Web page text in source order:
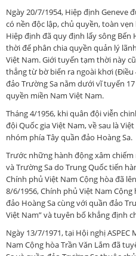
Ngày 20/7/1954, Hiệp định Geneve
có nền độc lập, chủ quyền, toàn
Hiệp định đã quy định lấy sông
thời để phân chia quyền quản lý
Việt Nam. Giới tuyến tạm thời này
thẳng từ bờ biển ra ngoài khơi (Điều
đảo Trường Sa nằm dưới vĩ tuyến
quyền miền Nam Việt Nam.
Tháng 4/1956, khi quân đội viễn
đội Quốc gia Việt Nam, về sau là
nhóm phía Tây quần đảo Hoàng Sa.
Trước những hành động xâm
và Trường Sa do Trung Quốc tiến
Chính phủ Việt Nam Cộng hòa đã
8/6/1956, Chính phủ Việt Nam
đảo Hoàng Sa cùng với quần đảo
Việt Nam” và tuyên bố khẳng định
Ngày 13/7/1971, tại Hội nghị
Nam Cộng hòa Trần Văn Lắm đã